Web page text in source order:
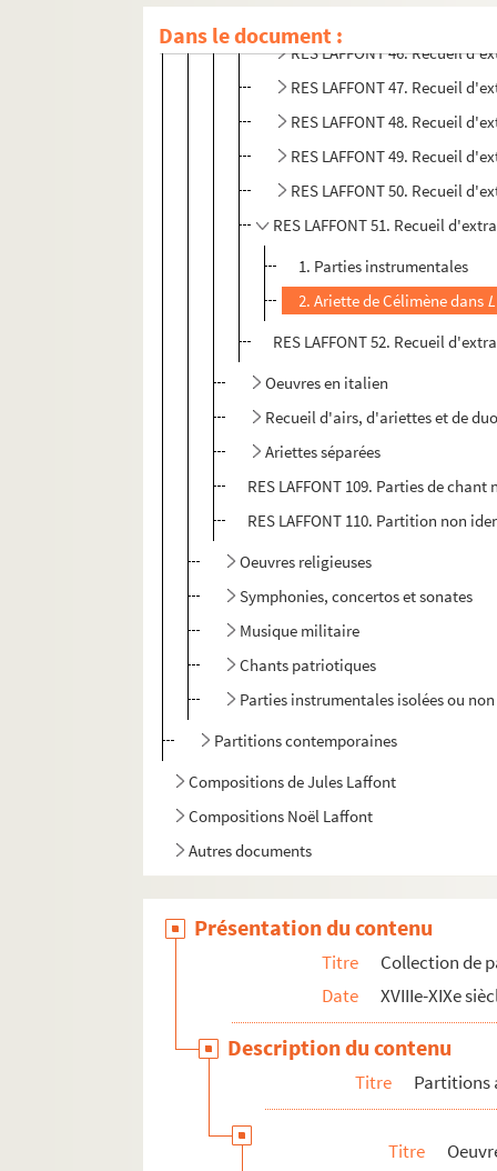
Dans le document :
Mélanges d'opéras
RES LAFFONT 46. Recueil
RES LAFFONT 47. Recueil
RES LAFFONT 48. Recueil
RES LAFFONT 49. Recueil
RES LAFFONT 50. Recueil
RES LAFFONT 51. Recueil
1. Parties instrumentales
2. Ariette de Célimène dans
RES LAFFONT 52. Recueil
Oeuvres en italien
Recueil d'airs, d'ariettes et de
Ariettes séparées
RES LAFFONT 109. Parties de
RES LAFFONT 110. Partition non
Oeuvres religieuses
Symphonies, concertos et sonates
Musique militaire
Chants patriotiques
Parties instrumentales isolées ou
Partitions contemporaines
Compositions de Jules Laffont
Compositions Noël Laffont
Autres documents
Présentation du contenu
Titre
Collection de
Date
XVIIIe-XIXe
Description du contenu
Titre Partitions
Titre